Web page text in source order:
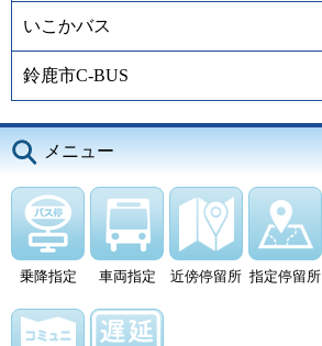
いこかバス
鈴鹿市C-BUS
メニュー
乗降指定 車両指定 近傍停留所 指定停留所